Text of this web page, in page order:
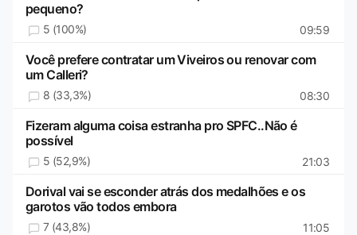
pequeno?
5 (100%) 09:59
Você prefere contratar um Viveiros ou renovar com
um Calleri?
8 (33,3%) 08:30
Fizeram alguma coisa estranha pro SPFC..Não é
possível
5 (52,9%) 21:03
Dorival vai se esconder atrás dos medalhões e os
garotos vão todos embora
7 (43,8%) 11:05